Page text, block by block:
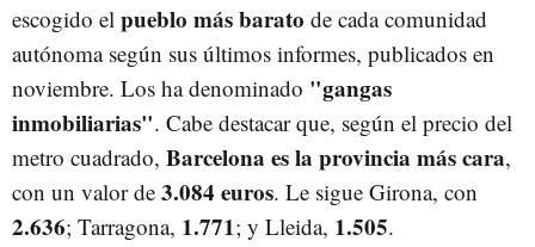
escogido el pueblo más barato de cada comunidad
autónoma según sus últimos informes, publicados en
noviembre. Los ha denominado "gangas
inmobiliarias". Cabe destacar que, según el precio del
metro cuadrado, Barcelona es la provincia más cara,
con un valor de 3.084 euros. Le sigue Girona, con
2.636; Tarragona, 1.771; y Lleida, 1.505.